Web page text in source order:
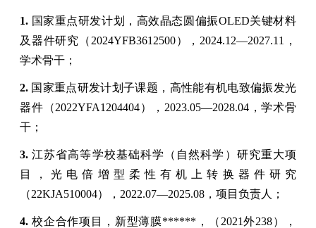
1. 国家重点研发计划，高效晶态圆偏振OLED关键材料
及器件研究
（ 2024YFB3612500） ， 2024.12—2027.11
，
学术骨干；
2. 国家重点研发计划子课题，高性能有机电致偏振发光
器件 （2022YFA1204404） ， 2023.05—2028.04，学术骨
干；
3.江苏省高等学校基础科学（自然科学）研究重大项
目，光电倍增型柔性有机上转换器件研究
（22KJA510004） ， 2022.07—2025.08 ，项目负责人；
4. 校企合作项目，新型薄膜****** ，（ 2021外238），